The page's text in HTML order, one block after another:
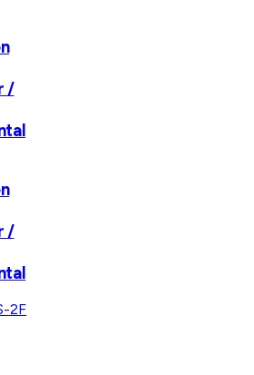
/
/
2F